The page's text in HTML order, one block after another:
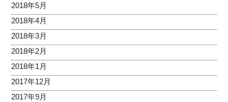
2018年5月
2018年4月
2018年3月
2018年2月
2018年1月
2017年12月
2017年9月